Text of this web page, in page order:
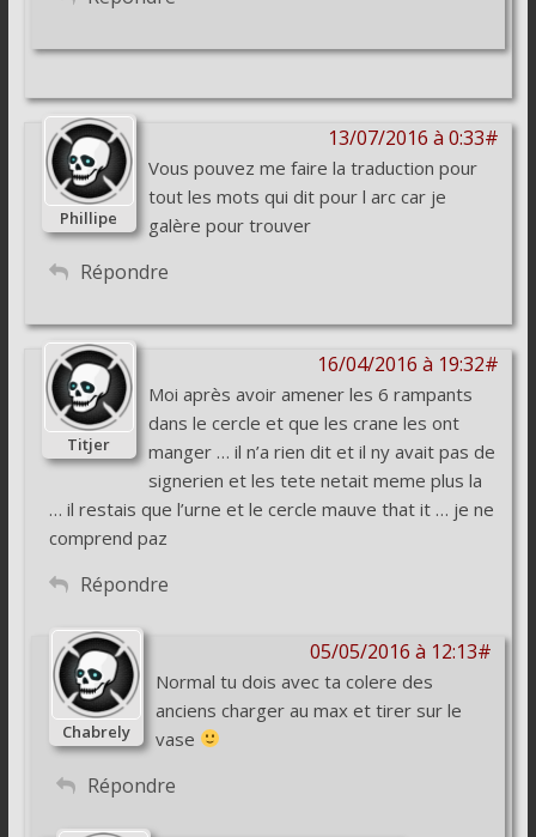
13/07/2016 à 0:33#
Phillipe
Vous pouvez me faire la traduction pour
tout les mots qui dit pour l arc car je
galère pour trouver
Répondre
16/04/2016 à 19:32#
Titjer
Moi après avoir amener les 6 rampants
dans le cercle et que les crane les ont
manger … il n’a rien dit et il ny avait pas de
signerien et les tete netait meme plus la
… il restais que l’urne et le cercle mauve that it … je ne
comprend paz
Répondre
05/05/2016 à 12:13#
Chabrely
Normal tu dois avec ta colere des
anciens charger au max et tirer sur le
vase
Répondre